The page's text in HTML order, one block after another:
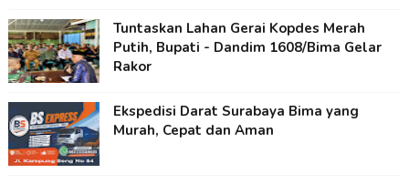
Tuntaskan Lahan Gerai Kopdes Merah
Putih, Bupati - Dandim 1608/Bima Gelar
Rakor
Ekspedisi Darat Surabaya Bima yang
Murah, Cepat dan Aman